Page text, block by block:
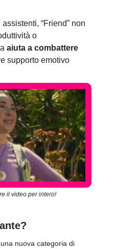
“Friend” non
o
aiuta a combattere
supporto emotivo
il video per intero!
nuova categoria di